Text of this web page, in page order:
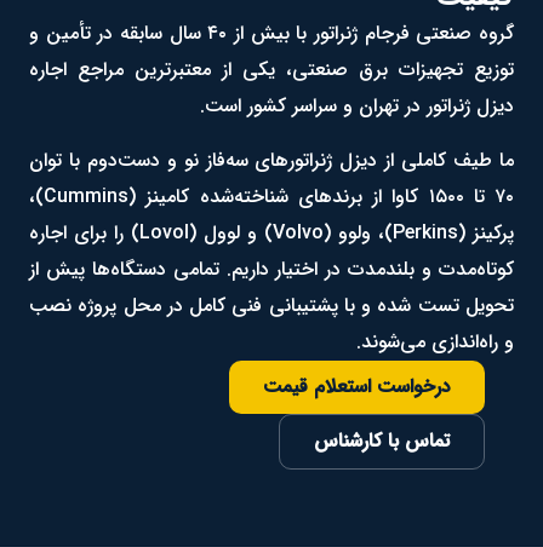
گروه صنعتی فرجام ژنراتور با بیش از ۴۰ سال سابقه در تأمین و
توزیع تجهیزات برق صنعتی، یکی از معتبرترین مراجع اجاره
دیزل ژنراتور در تهران و سراسر کشور است.
ما طیف کاملی از دیزل ژنراتورهای سه‌فاز نو و دست‌دوم با توان
۷۰ تا ۱۵۰۰ کاوا از برندهای شناخته‌شده کامینز (Cummins)،
پرکینز (Perkins)، ولوو (Volvo) و لوول (Lovol) را برای اجاره
کوتاه‌مدت و بلندمدت در اختیار داریم. تمامی دستگاه‌ها پیش از
تحویل تست شده و با پشتیبانی فنی کامل در محل پروژه نصب
و راه‌اندازی می‌شوند.
درخواست استعلام قیمت
تماس با کارشناس